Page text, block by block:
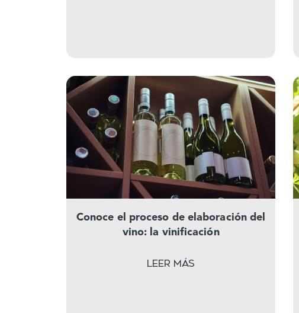
Conoce el proceso de elaboración del
vino: la vinificación
Leer más